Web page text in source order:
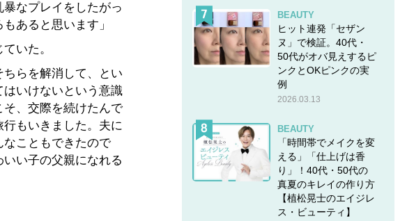
なプレイをしたがっ
あると思います」
いた。
ちらを解消して、とい
いけないという意識
、交際を続けたんで
もいきました。夫に
こともできたので
い子の父親になれる
BEAUTY
ヒット連発「セザン
ヌ」で検証。40代・
50代がオバ見えするピ
ンクとOKピンクの実
例
2026.03.13
BEAUTY
「時間帯でメイクを変
える」「仕上げは香
り」！40代・50代の
真夏のキレイの作り方
【植松晃士のエイジレ
ス・ビューティ】